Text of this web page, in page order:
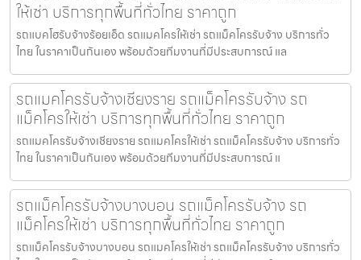
ให้เช่า บริการทุกพื้นที่ทั่วไทย ราคาถูก
รถแบคโฮรับจ้างร้อยเอ็ด รถแมคโครให้เช่า รถแม็คโครรับจ้าง บริการทั่ว
ไทย ในราคาเป็นกันเอง พร้อมด้วยทีมงานที่มีประสบการณ์ แล
รถแมคโครรับจ้างเชียงราย รถแม็คโครรับจ้าง รถ
แม็คโครให้เช่า บริการทุกพื้นที่ทั่วไทย ราคาถูก
รถแมคโครรับจ้างเชียงราย รถแมคโครให้เช่า รถแม็คโครรับจ้าง บริการทั่ว
ไทย ในราคาเป็นกันเอง พร้อมด้วยทีมงานที่มีประสบการณ์ แ
รถแม็คโครรับจ้างบางบอน รถแม็คโครรับจ้าง รถ
แม็คโครให้เช่า บริการทุกพื้นที่ทั่วไทย ราคาถูก
รถแม็คโครรับจ้างบางบอน รถแมคโครให้เช่า รถแม็คโครรับจ้าง บริการทั่ว